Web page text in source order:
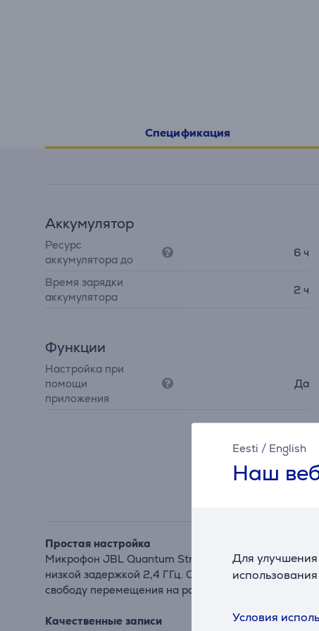
Eesti / English
Наш
Для
Условия
Спецификация
Аккумулятор
Ресурс
аккумулятора до
6 ч
Время зарядки
аккумулятора
2 ч
Функции
Настройка при
помощи
приложения
Да
Простая настройка
Микрофон JBL Quantum Stream Wireless
низкой задержкой 2,4 ГГц. Соединение
свободу перемещения на расстоянии до 100
Качественные записи